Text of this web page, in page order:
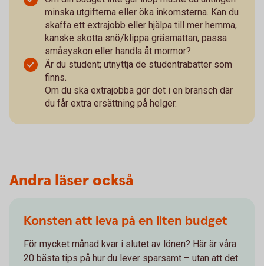
minska utgifterna eller öka inkomsterna. Kan du
skaffa ett extrajobb eller hjälpa till mer hemma,
kanske skotta snö/klippa gräsmattan, passa
småsyskon eller handla åt mormor?
Är du student; utnyttja de studentrabatter som
finns.
Om du ska extrajobba gör det i en bransch där
du får extra ersättning på helger.
Andra läser också
Konsten att leva på en liten budget
För mycket månad kvar i slutet av lönen? Här är våra
20 bästa tips på hur du lever sparsamt – utan att det